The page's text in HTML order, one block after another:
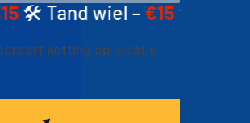
– €15🛠️ Schijfremmen –